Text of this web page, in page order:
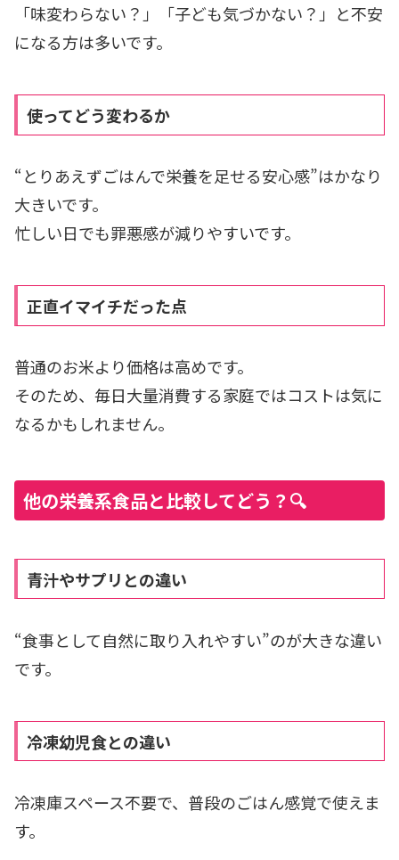
「味変わらない？」「子ども気づかない？」と不安
になる方は多いです。
使ってどう変わるか
“とりあえずごはんで栄養を足せる安心感”はかなり
大きいです。
忙しい日でも罪悪感が減りやすいです。
正直イマイチだった点
普通のお米より価格は高めです。
そのため、毎日大量消費する家庭ではコストは気に
なるかもしれません。
他の栄養系食品と比較してどう？🔍
青汁やサプリとの違い
“食事として自然に取り入れやすい”のが大きな違い
です。
冷凍幼児食との違い
冷凍庫スペース不要で、普段のごはん感覚で使えま
す。